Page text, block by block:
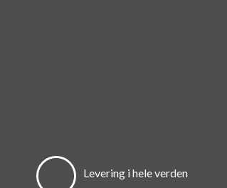
Levering i hele verden